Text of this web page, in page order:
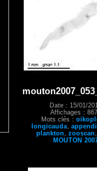
Date : 15/01/
Affichages :
Mots clés :
longicauda,
plankton
zooscan
MOUTON